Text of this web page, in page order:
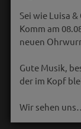
Sei wie Luisa &
Komm am
neuen
Gute Musik,
der im Kopf
Wir sehen uns…